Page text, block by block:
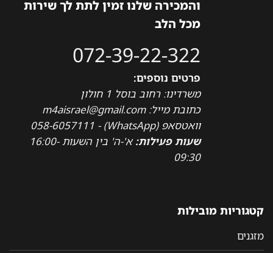
והמכירה שלנו זמין לתת לך שירות
מכל הלב
072-39-22-322
פרטים נוספים:
משרדינו: רחוב בוסל 1 חולון
כתובת מייל: m4aisrael@gmail.com
וואטסאפ (WhatsApp) - 058-6057111
שעות פעילות:
א'-ה' בין השעות 16:00-
09:30
קטגוריות מובילות
מזגנים